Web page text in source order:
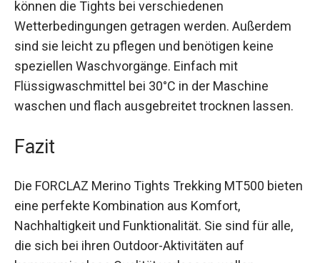
Durch ihre temperaturregulierenden
Eigenschaften können die Tights bei
verschiedenen Wetterbedingungen getragen
werden. Außerdem sind sie leicht zu pflegen und
benötigen keine speziellen Waschvorgänge.
Maschine waschen und flach ausgebreitet
Fazit
Die FORCLAZ Merino Tights Trekking MT500